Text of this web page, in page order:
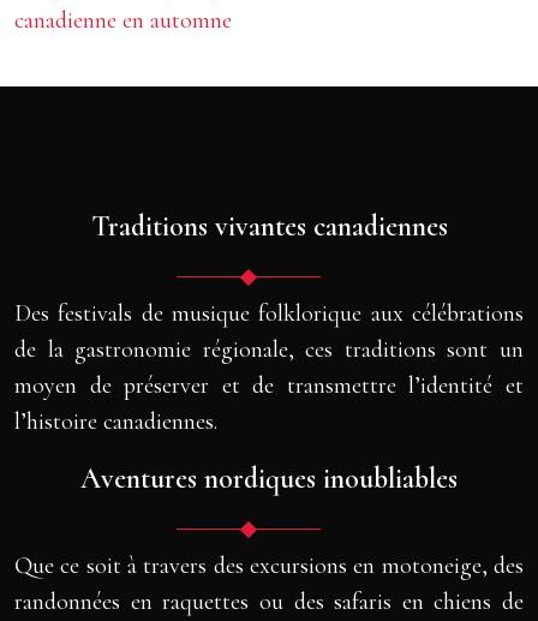
canadienne en automne
Traditions vivantes canadiennes
Des festivals de musique folklorique aux célébrations
de la gastronomie régionale, ces traditions sont un
moyen de préserver et de transmettre l’identité et
l’histoire canadiennes.
Aventures nordiques inoubliables
Que ce soit à travers des excursions en motoneige, des
randonnées en raquettes ou des safaris en chiens de